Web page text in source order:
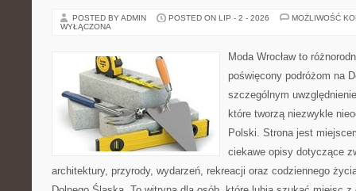
POSTED BY ADMIN POSTED ON LIP - 2 - 2026
MOŻLIWOŚĆ
WYŁĄCZONA
Moda Wrocław to
poświęcony podróżom na
szczególnym
które tworzą niezwykle
Polski. Strona jest
ciekawe opisy dotyczące
architektury, przyrody, wydarzeń, rekreacji oraz codziennego